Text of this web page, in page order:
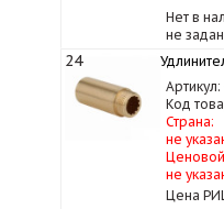
Нет в
не задан
24
Код
Страна:
не
не
Цена